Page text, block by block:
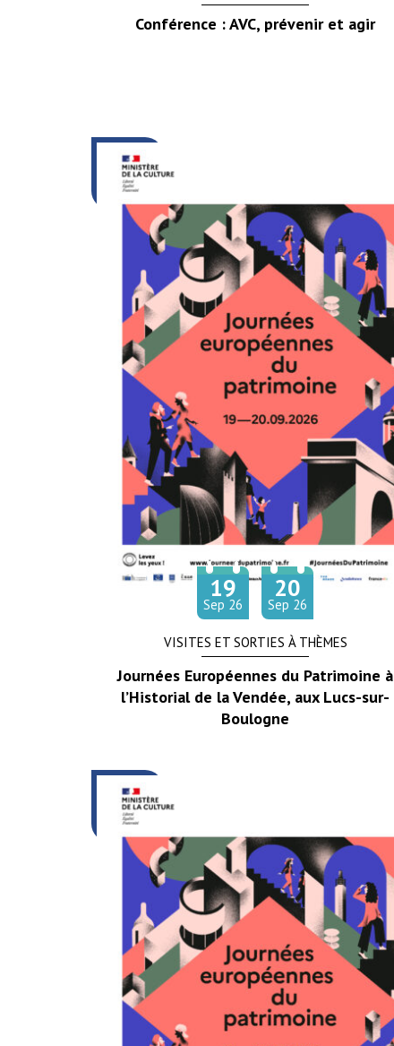
Conférence : AVC, prévenir et agir
VISITES ET SORTIES À THÈMES
Journées Européennes du Patrimoine à
l’Historial de la Vendée, aux Lucs-sur-
Boulogne
Du 19
Sep tembre
26
au 20
Sep tembre
26